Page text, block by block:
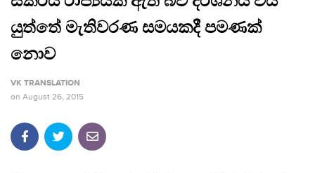
යුත්තේ මැතිවරණ සමයකදී පමණක්
නොව
VK TRANSLATION
on August 26, 2015